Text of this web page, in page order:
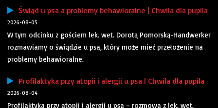
Świąd u psa a problemy behawioralne | Chwila dla pupila
2026-08-05
W tym odcinku z gościem lek. wet. Dorotą Pomorską-Handwerker
rozmawiamy o świądzie u psa, który może mieć przełożenie na
problemy behawioralne.
Profilaktyka przy atopii i alergii u psa | Chwila dla pupila
2026-08-04
Profilaktyka przy atopii i alergii u psa – rozmowa z lek. wet.